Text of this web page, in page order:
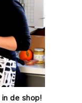
de shop!